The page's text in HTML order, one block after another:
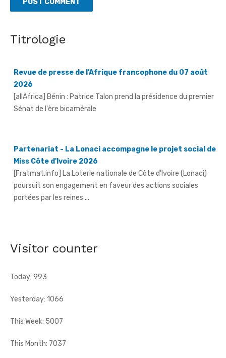
Titrologie
Revue de presse de l'Afrique francophone du 07 août
Sénat de l'ère bicamérale
poursuit son engagement en faveur des actions sociales
Grand-Bassam - Le Réseau des jeunes cadres du Sud-
dirigé par Eliame Niamkey, a remis, le jeudi 6 août 2026, au ...
Visitor counter
Today: 993
Yesterday: 1066
This Week: 5007
This Month: 7037